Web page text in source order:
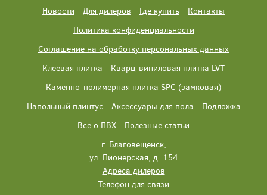
Новости Для дилеров Где купить
Контакты
Политика конфиденциальности
Соглашение на обработку персональных данных
Клеевая плитка
Кварц-виниловая плитка LVT
Каменно-полимерная плитка SPC (замковая)
Напольный плинтус
Аксессуары для пола
Подложка
Все о ПВХ
Полезные статьи
г. Благовещенск,
ул. Пионерская, д. 154
Адреса дилеров
Телефон для связи